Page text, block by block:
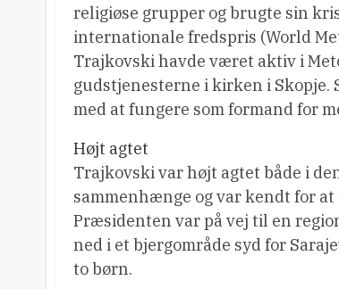
religiøse grupper og brugte sin
internationale fredspris (World
Trajkovski havde været aktiv i
gudstjenesterne i kirken i
med at fungere som formand for
Højt agtet
Trajkovski var højt agtet både i
sammenhænge og var kendt for
Præsidenten var på vej til en
ned i et bjergområde syd for
to børn.